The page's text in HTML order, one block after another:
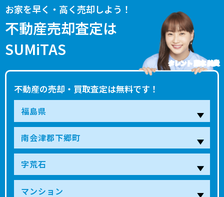
お家を早く・高く売却しよう！
不動産売却査定は
SUMiTAS
不動産の売却・買取査定は無料です！
タレント 藤本 美貴